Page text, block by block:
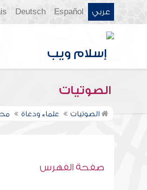
عربي Español
Deutsch
الصوتيات
الصوتيات علماء ودعاة
صفحة الفهرس